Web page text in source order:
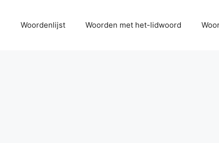
Woordenlijst Woorden met het-lidwoord